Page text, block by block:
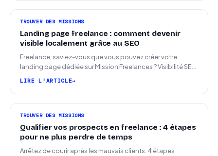
TROUVER DES MISSIONS
Landing page freelance : comment devenir
visible localement grâce au SEO
Freelance, saviez-vous que vous pouvez créer votre
landing page dédiée sur Mission Freelances ? Visibilité SEO
LIRE L'ARTICLE
TROUVER DES MISSIONS
Qualifier vos prospects en freelance : 4 étapes
pour ne plus perdre de temps
Arrêtez de courir après les mauvais clients. 4 étapes